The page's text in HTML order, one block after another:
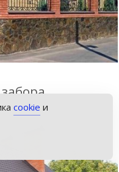
cookie и